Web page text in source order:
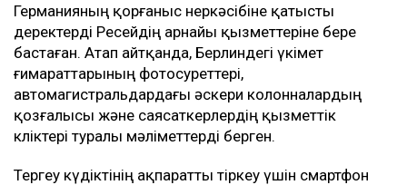
Германияның қорғаныс өнеркәсібіне қатысты
деректерді Ресейдің арнайы қызметтеріне бере
бастаған. Атап айтқанда, Берлиндегі үкімет
ғимараттарының фотосуреттері,
автомагистральдардағы әскери колонналардың
қозғалысы және саясаткерлердің қызметтік
көліктері туралы мәліметтерді берген.
Тергеу күдіктінің ақпаратты тіркеу үшін смартфон